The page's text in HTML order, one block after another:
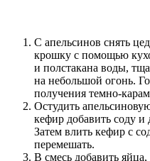
С апельсинов снять
крошку с помощью
и полстакана воды,
на небольшой огонь.
получения темно-
Остудить
кефир добавить соду и
Затем влить кефир с
перемешать.
В смесь добавить